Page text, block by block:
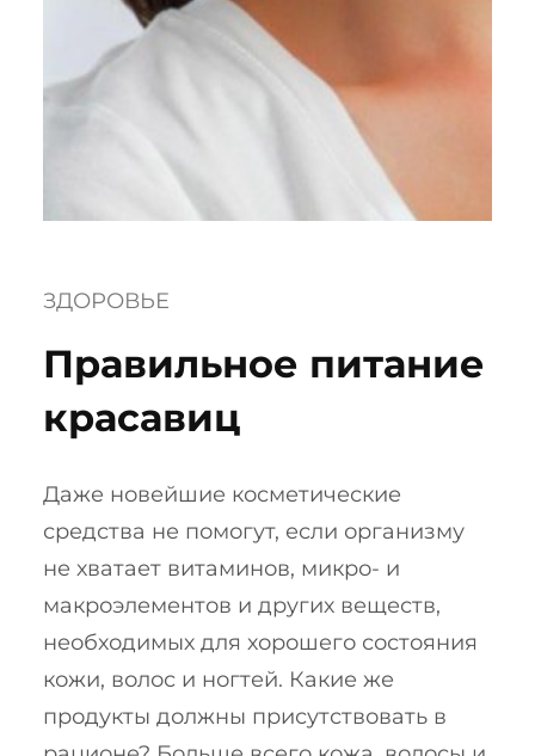
ЗДОРОВЬЕ
Правильное питание
красавиц
Даже новейшие косметические
средства не помогут, если организму
не хватает витаминов, микро- и
макроэлементов и других веществ,
необходимых для хорошего состояния
кожи, волос и ногтей. Какие же
продукты должны присутствовать в